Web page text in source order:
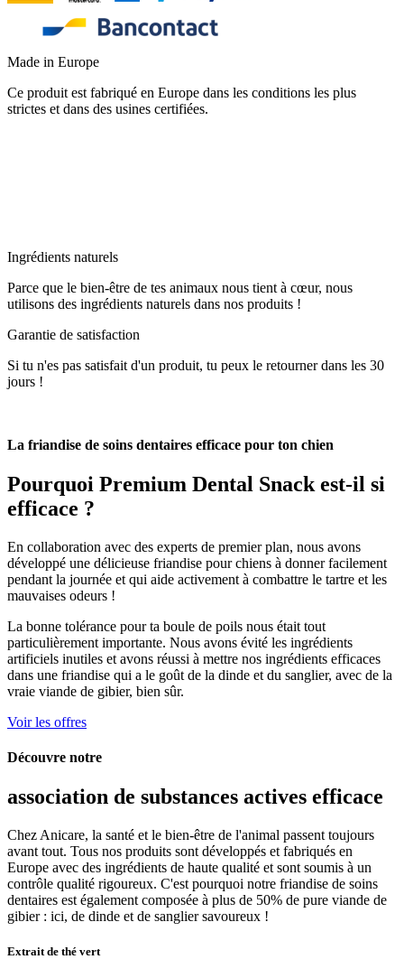
Made in Europe
Ce produit est fabriqué en Europe dans les conditions les plus
strictes et dans des usines certifiées.
Ingrédients naturels
Parce que le bien-être de tes animaux nous tient à cœur, nous
utilisons des ingrédients naturels dans nos produits !
Garantie de satisfaction
Si tu n'es pas satisfait d'un produit, tu peux le retourner dans les 30
jours !
La friandise de soins dentaires efficace pour ton chien
Pourquoi Premium Dental Snack est-il si
efficace ?
En collaboration avec des experts de premier plan, nous avons
développé une délicieuse friandise pour chiens à donner facilement
pendant la journée et qui aide activement à combattre le tartre et les
mauvaises odeurs !
La bonne tolérance pour ta boule de poils nous était tout
particulièrement importante. Nous avons évité les ingrédients
artificiels inutiles et avons réussi à mettre nos ingrédients efficaces
dans une friandise qui a le goût de la dinde et du sanglier, avec de la
vraie viande de gibier, bien sûr.
Voir les offres
Découvre notre
association de substances actives efficace
Chez Anicare, la santé et le bien-être de l'animal passent toujours
avant tout. Tous nos produits sont développés et fabriqués en
Europe avec des ingrédients de haute qualité et sont soumis à un
contrôle qualité rigoureux. C'est pourquoi notre friandise de soins
dentaires est également composée à plus de 50% de pure viande de
gibier : ici, de dinde et de sanglier savoureux !
Extrait de thé vert